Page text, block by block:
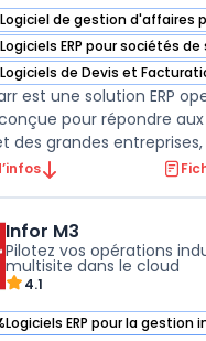
Logiciel de gestion d'affaires
Dolibarr dans cette
Logiciels ERP pour sociétés de
Dolibarr dans cette
Logiciels de Devis et
Dolibarr dans cette
est une solution ERP
pour répondre
des grandes
également adaptée aux
offre une plateforme
permett ...
Infor M3
Pilotez vos opérations
multisite dans le cloud
4.1
Logiciels ERP pour la gestion
Infor M3 dans cette